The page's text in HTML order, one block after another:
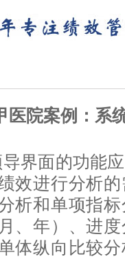
医院案例：系
界面的功能
效进行分析
析和单项指
、年）、进
体纵向比较